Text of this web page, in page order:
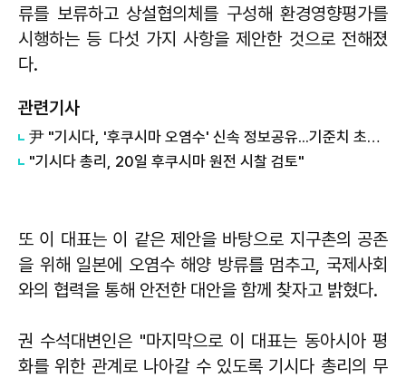
류를 보류하고 상설협의체를 구성해 환경영향평가를
시행하는 등 다섯 가지 사항을 제안한 것으로 전해졌
다.
관련기사
尹 "기시다, '후쿠시마 오염수' 신속 정보공유...기준치 초과시 즉각 방류중단 이야기"
"기시다 총리, 20일 후쿠시마 원전 시찰 검토"
또 이 대표는 이 같은 제안을 바탕으로 지구촌의 공존
을 위해 일본에 오염수 해양 방류를 멈추고, 국제사회
와의 협력을 통해 안전한 대안을 함께 찾자고 밝혔다.
권 수석대변인은 "마지막으로 이 대표는 동아시아 평
화를 위한 관계로 나아갈 수 있도록 기시다 총리의 무